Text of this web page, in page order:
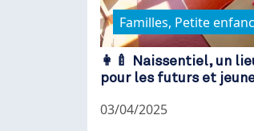
Familles, Petite
👩‍🍼 Naissentiel, un
pour les futurs et
03/04/2025